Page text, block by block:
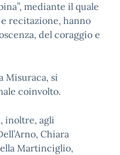
mediante il quale
recitazione, hanno
del coraggio e
Misuraca, si
coinvolto.
inoltre, agli
Chiara
Martinciglio,